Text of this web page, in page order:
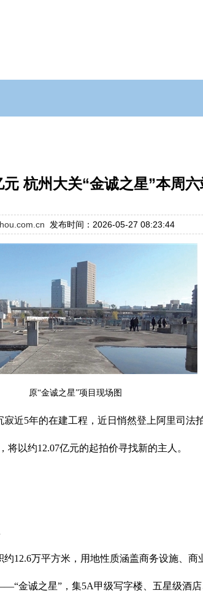
杭州大关“金诚之星”本周
发布时间：2026-05-27 08:23:44
原“金诚之星”项目现场图
近5年的在建工程，近日悄然登上阿里司法
以约12.07亿元的起拍价寻找新的主人。
12.6万平方米，用地性质涵盖商务设施、商
金诚之星”，集5A甲级写字楼、五星级酒